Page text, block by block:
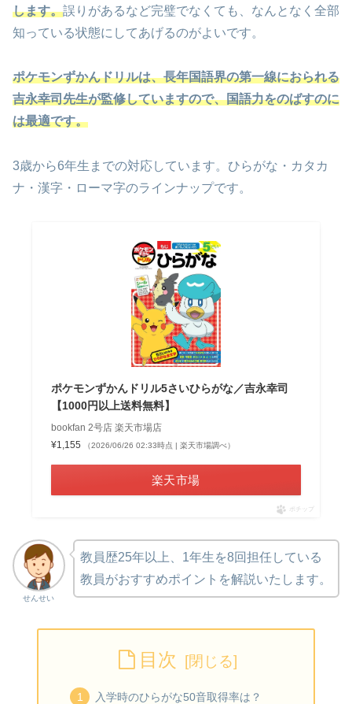
します。誤りがあるなど完璧でなくても、なんとなく全部
知っている状態にしてあげるのがよいです。
ポケモンずかんドリルは、長年国語界の第一線におられる
吉永幸司先生が監修していますので、国語力をのばすのに
は最適です。
3歳から6年生までの対応しています。ひらがな・カタカ
ナ・漢字・ローマ字のラインナップです。
ポケモンずかんドリル5さいひらがな／吉永幸司
【1000円以上送料無料】
bookfan 2号店 楽天市場店
¥1,155
（2026/06/26 02:33時点 | 楽天市場調べ）
楽天市場
ポチップ
せんせい
教員歴25年以上、1年生を8回担任している
教員がおすすめポイントを解説いたします。
目次
入学時のひらがな50音取得率は？